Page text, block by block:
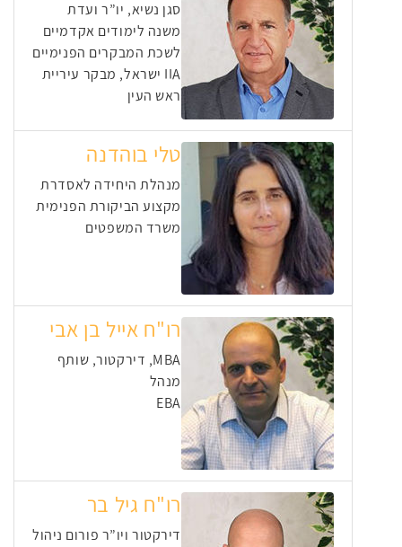
סגן נשיא, יו”ר ועדת
משנה לימודים אקדמיים
לשכת המבקרים הפנימיים
IIA ישראל, מבקר עיריית
ראש העין
טלי בוהדנה
מנהלת היחידה לאסדרת
מקצוע הביקורת הפנימית
משרד המשפטים
רו"ח אייל בן אבי
MBA, דירקטור, שותף
מנהל
EBA
רו"ח גיל בר
דירקטור ויו”ר פורום ניהול